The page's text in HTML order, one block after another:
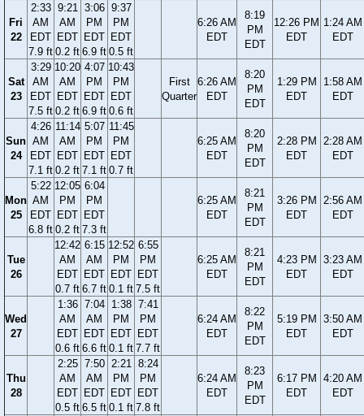
Fri
22
2:33
AM
EDT
7.9 ft
9:21
AM
EDT
0.2 ft
3:06
PM
EDT
6.9 ft
9:37
PM
EDT
0.5 ft
6:26 AM
EDT
8:19
PM
EDT
12:26 PM
EDT
1:24 AM
EDT
Sat
23
3:29
AM
EDT
7.5 ft
10:20
AM
EDT
0.2 ft
4:07
PM
EDT
6.9 ft
10:43
PM
EDT
0.6 ft
First
Quarter
6:26 AM
EDT
8:20
PM
EDT
1:29 PM
EDT
1:58 AM
EDT
Sun
24
4:26
AM
EDT
7.1 ft
11:14
AM
EDT
0.2 ft
5:07
PM
EDT
7.1 ft
11:45
PM
EDT
0.7 ft
6:25 AM
EDT
8:20
PM
EDT
2:28 PM
EDT
2:28 AM
EDT
Mon
25
5:22
AM
EDT
6.8 ft
12:05
PM
EDT
0.2 ft
6:04
PM
EDT
7.3 ft
6:25 AM
EDT
8:21
PM
EDT
3:26 PM
EDT
2:56 AM
EDT
Tue
26
12:42
AM
EDT
0.7 ft
6:15
AM
EDT
6.7 ft
12:52
PM
EDT
0.1 ft
6:55
PM
EDT
7.5 ft
6:25 AM
EDT
8:21
PM
EDT
4:23 PM
EDT
3:23 AM
EDT
Wed
27
1:36
AM
EDT
0.6 ft
7:04
AM
EDT
6.6 ft
1:38
PM
EDT
0.1 ft
7:41
PM
EDT
7.7 ft
6:24 AM
EDT
8:22
PM
EDT
5:19 PM
EDT
3:50 AM
EDT
Thu
28
2:25
AM
EDT
0.5 ft
7:50
AM
EDT
6.5 ft
2:21
PM
EDT
0.1 ft
8:24
PM
EDT
7.8 ft
6:24 AM
EDT
8:23
PM
EDT
6:17 PM
EDT
4:20 AM
EDT